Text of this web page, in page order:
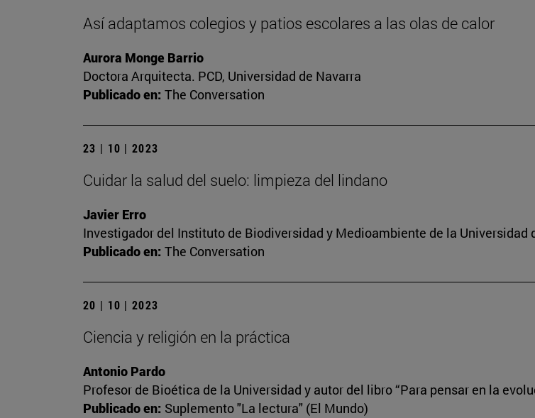
Así adaptamos colegios y patios escolares a las olas de calor
Aurora Monge Barrio
Doctora Arquitecta. PCD, Universidad de Navarra
Publicado en: The Conversation
23 | 10 | 2023
Cuidar la salud del suelo: limpieza del lindano
Javier Erro
Investigador del Instituto de Biodiversidad y Medioambiente de la Universidad
Publicado en: The Conversation
20 | 10 | 2023
Ciencia y religión en la práctica
Antonio Pardo
Profesor de Bioética de la Universidad y autor del libro “Para pensar en la
Publicado en: Suplemento "La lectura" (El Mundo)